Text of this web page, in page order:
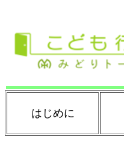
はじめに